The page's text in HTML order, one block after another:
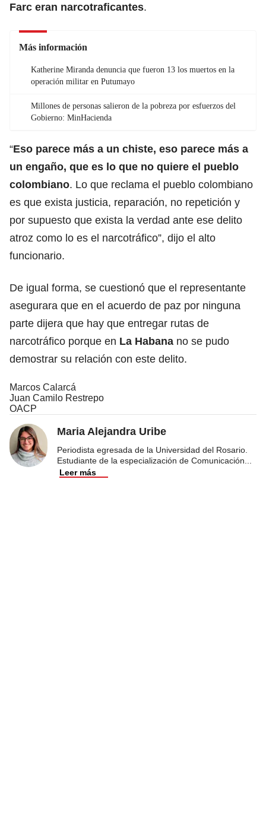
Farc eran narcotraficantes.
Más información
Katherine Miranda denuncia que fueron 13 los muertos en la
operación militar en Putumayo
Millones de personas salieron de la pobreza por esfuerzos del
Gobierno: MinHacienda
“Eso parece más a un chiste, eso parece más a
un engaño, que es lo que no quiere el pueblo
colombiano. Lo que reclama el pueblo colombiano
es que exista justicia, reparación, no repetición y
por supuesto que exista la verdad ante ese delito
atroz como lo es el narcotráfico”, dijo el alto
funcionario.
De igual forma, se cuestionó que el representante
asegurara que en el acuerdo de paz por ninguna
parte dijera que hay que entregar rutas de
narcotráfico porque en La Habana no se pudo
demostrar su relación con este delito.
Marcos Calarcá
Juan Camilo Restrepo
OACP
Maria Alejandra Uribe
Periodista egresada de la Universidad del Rosario.
Estudiante de la especialización de Comunicación
Leer más